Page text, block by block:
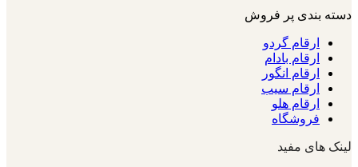
دسته بندی پر فروش
ارقام گردو
ارقام بادام
ارقام انگور
ارقام سیب
ارقام هلو
فروشگاه
لینک های مفید